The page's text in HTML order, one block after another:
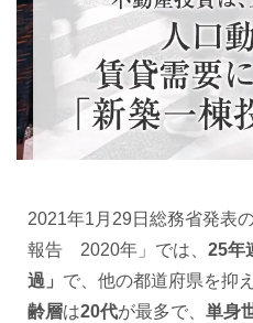
2021年1月29日総務省発表
報告 2020年」では、 25年
過」 で、他の都道府県を抑
齢層は20代が最多で、 単身